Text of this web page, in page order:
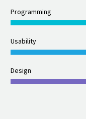
Programming
Usability
Design